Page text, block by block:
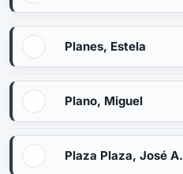
Planes, Estela
Plano, Miguel
Plaza Plaza, José A.